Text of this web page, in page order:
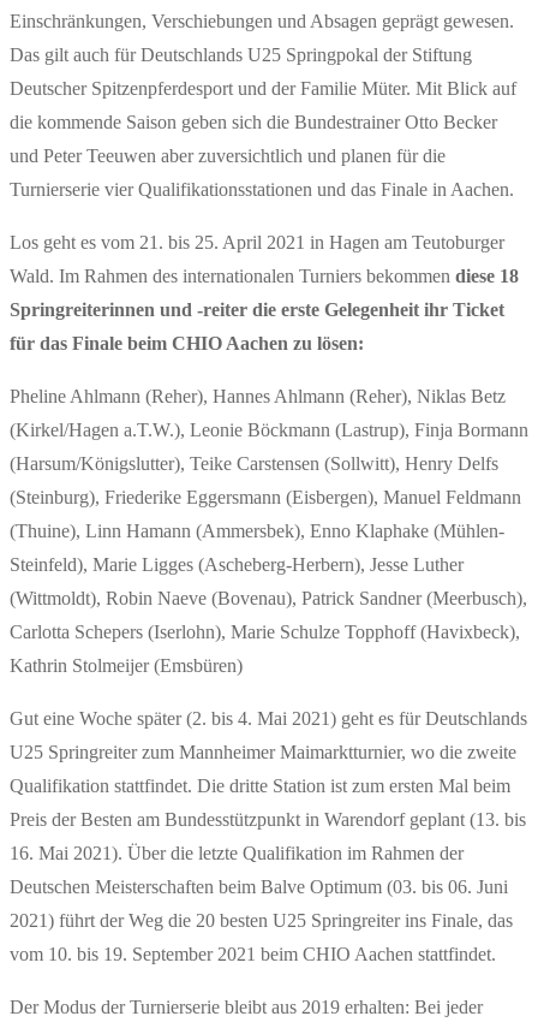
Einschränkungen, Verschiebungen und Absagen geprägt gewesen.
Das gilt auch für Deutschlands U25 Springpokal der Stiftung
Deutscher Spitzenpferdesport und der Familie Müter. Mit Blick auf
die kommende Saison geben sich die Bundestrainer Otto Becker
und Peter Teeuwen aber zuversichtlich und planen für die
Turnierserie vier Qualifikationsstationen und das Finale in Aachen.
Los geht es vom 21. bis 25. April 2021 in Hagen am Teutoburger
Wald. Im Rahmen des internationalen Turniers bekommen diese 18
Springreiterinnen und -reiter die erste Gelegenheit ihr Ticket
für das Finale beim CHIO Aachen zu lösen:
Pheline Ahlmann (Reher), Hannes Ahlmann (Reher), Niklas Betz
(Kirkel/Hagen a.T.W.), Leonie Böckmann (Lastrup), Finja Bormann
(Harsum/Königslutter), Teike Carstensen (Sollwitt), Henry Delfs
(Steinburg), Friederike Eggersmann (Eisbergen), Manuel Feldmann
(Thuine), Linn Hamann (Ammersbek), Enno Klaphake (Mühlen-
Steinfeld), Marie Ligges (Ascheberg-Herbern), Jesse Luther
(Wittmoldt), Robin Naeve (Bovenau), Patrick Sandner (Meerbusch),
Carlotta Schepers (Iserlohn), Marie Schulze Topphoff (Havixbeck),
Kathrin Stolmeijer (Emsbüren)
Gut eine Woche später (2. bis 4. Mai 2021) geht es für Deutschlands
U25 Springreiter zum Mannheimer Maimarktturnier, wo die zweite
Qualifikation stattfindet. Die dritte Station ist zum ersten Mal beim
Preis der Besten am Bundesstützpunkt in Warendorf geplant (13. bis
16. Mai 2021). Über die letzte Qualifikation im Rahmen der
Deutschen Meisterschaften beim Balve Optimum (03. bis 06. Juni
2021) führt der Weg die 20 besten U25 Springreiter ins Finale, das
vom 10. bis 19. September 2021 beim CHIO Aachen stattfindet.
Der Modus der Turnierserie bleibt aus 2019 erhalten: Bei jeder